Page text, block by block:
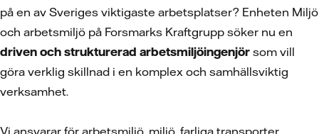
på en av Sveriges viktigaste arbetsplatser? Enheten Miljö
och arbetsmiljö på Forsmarks Kraftgrupp söker nu en
driven och strukturerad arbetsmiljöingenjör som vill
göra verklig skillnad i en komplex och samhällsviktig
verksamhet.
Vi ansvarar för arbetsmiljö, miljö, farliga transporter,